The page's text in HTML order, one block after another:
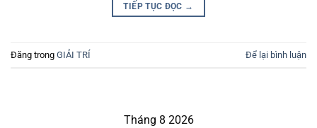
TIẾP TỤC ĐỌC →
Đăng trong GIẢI TRÍ Để lại bình luận
Tháng 8 2026